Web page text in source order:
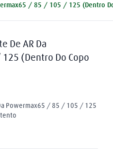
/ 85 / 105 / 125 (Dentro
De AR Da
(Dentro Do Copo
Powermax65 / 85 / 105 / 125